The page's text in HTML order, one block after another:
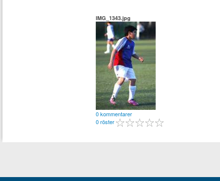
IMG_1343.jpg
0 kommentarer
0 röster